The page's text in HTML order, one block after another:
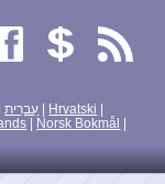
|עִברִית Hrvatski
Norsk Bokmål